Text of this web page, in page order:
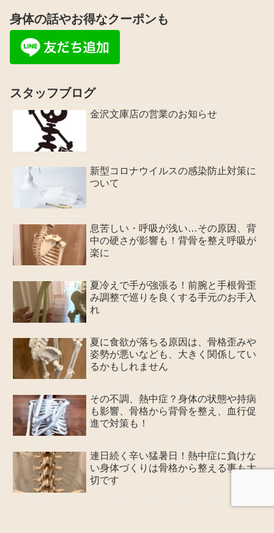
身体の話やお得なクーポンも
スタッフブログ
金沢文庫店の営業のお知らせ
新型コロナウイルスの感染防止対策に
ついて
息苦しい・呼吸が浅い…その原因、背
中の硬さが影響も！背骨を整え呼吸が
楽に
​​夏冷えで手が強張る！前腕と手根骨歪
み調整で巡りを良くする手元のお手入
れ
夏に食欲が落ちる原因は、骨格歪みや
姿勢が悪いなども、大きく関係してい
るかもしれません
その不調、熱中症？身体の状態や持病
も影響、骨格から背骨を整え、血行促
進で対策も！
連日続く辛い猛暑日！熱中症に負けな
い身体づくりは骨格から整える事も大
切です